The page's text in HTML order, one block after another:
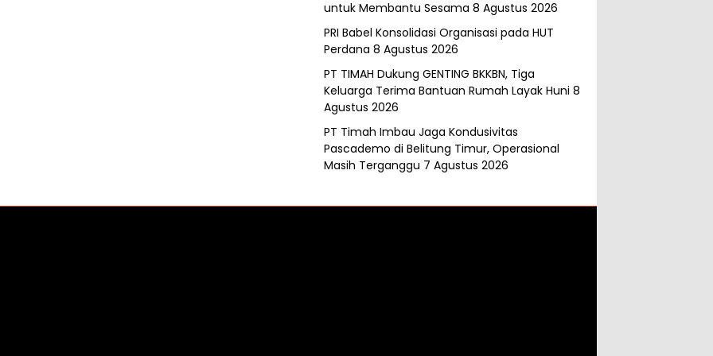
untuk Membantu Sesama 8 Agustus 2026
PRI Babel Konsolidasi Organisasi pada HUT
Perdana 8 Agustus 2026
PT TIMAH Dukung GENTING BKKBN, Tiga
Keluarga Terima Bantuan Rumah Layak Huni 8
Agustus 2026
PT Timah Imbau Jaga Kondusivitas
Pascademo di Belitung Timur, Operasional
Masih Terganggu 7 Agustus 2026